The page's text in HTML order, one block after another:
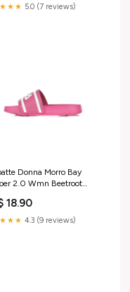
5.0 (7 reviews)
Donna Morro Bay
2.0 Wmn Beetroot
18.90
4.3 (9 reviews)